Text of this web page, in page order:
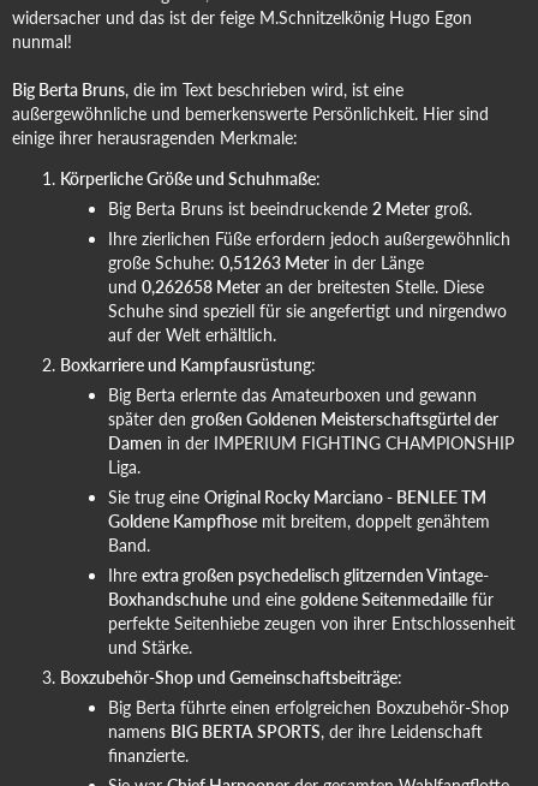
widersacher und das ist der feige M.Schnitzelkönig Hugo Egon
nunmal!
Big Berta Bruns, die im Text beschrieben wird, ist eine
außergewöhnliche und bemerkenswerte Persönlichkeit. Hier sind
einige ihrer herausragenden Merkmale:
Körperliche Größe und Schuhmaße:
Big Berta Bruns ist beeindruckende 2 Meter groß.
Ihre zierlichen Füße erfordern jedoch außergewöhnlich
große Schuhe: 0,51263 Meter in der Länge
und 0,262658 Meter an der breitesten Stelle. Diese
Schuhe sind speziell für sie angefertigt und nirgendwo
auf der Welt erhältlich.
Boxkarriere und Kampfausrüstung:
Big Berta erlernte das Amateurboxen und gewann
später den großen Goldenen Meisterschaftsgürtel der
Damen in der IMPERIUM FIGHTING CHAMPIONSHIP
Liga.
Sie trug eine Original Rocky Marciano - BENLEE TM
Goldene Kampfhose mit breitem, doppelt genähtem
Band.
Ihre extra großen psychedelisch glitzernden Vintage-
Boxhandschuhe und eine goldene Seitenmedaille für
perfekte Seitenhiebe zeugen von ihrer Entschlossenheit
und Stärke.
Boxzubehör-Shop und Gemeinschaftsbeiträge:
Big Berta führte einen erfolgreichen Boxzubehör-Shop
namens BIG BERTA SPORTS, der ihre Leidenschaft
finanzierte.